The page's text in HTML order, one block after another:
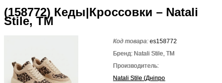
(158772) Кеды|Кроссовки – Natali
Stile, TM
Код товара:es158772
Бренд: Natali Stile, TM
Производитель:
Natali Stile (Дніпро